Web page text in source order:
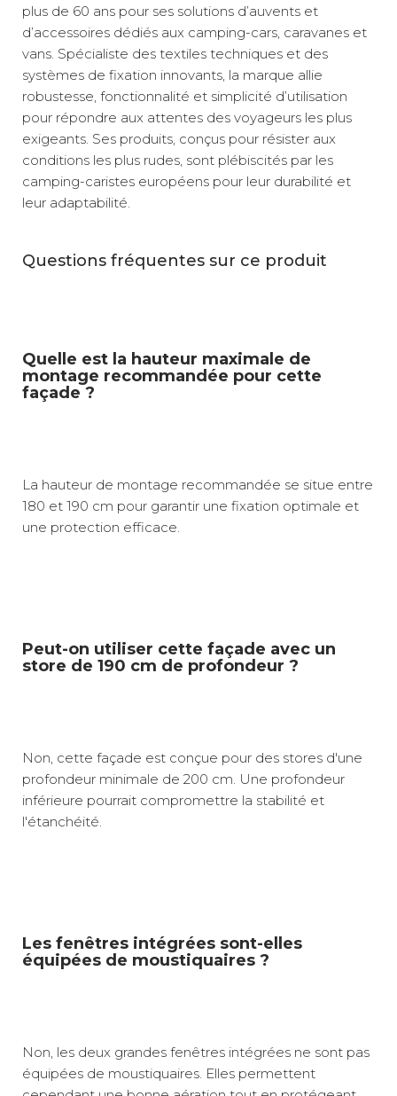
plus de 60 ans pour ses solutions d’auvents et
d’accessoires dédiés aux camping-cars, caravanes et
vans. Spécialiste des textiles techniques et des
systèmes de fixation innovants, la marque allie
robustesse, fonctionnalité et simplicité d’utilisation
pour répondre aux attentes des voyageurs les plus
exigeants. Ses produits, conçus pour résister aux
conditions les plus rudes, sont plébiscités par les
camping-caristes européens pour leur durabilité et
leur adaptabilité.
Questions fréquentes sur ce produit
Quelle est la hauteur maximale de
montage recommandée pour cette
façade ?
La hauteur de montage recommandée se situe entre
180 et 190 cm pour garantir une fixation optimale et
une protection efficace.
Peut-on utiliser cette façade avec un
store de 190 cm de profondeur ?
Non, cette façade est conçue pour des stores d'une
profondeur minimale de 200 cm. Une profondeur
inférieure pourrait compromettre la stabilité et
l'étanchéité.
Les fenêtres intégrées sont-elles
équipées de moustiquaires ?
Non, les deux grandes fenêtres intégrées ne sont pas
équipées de moustiquaires. Elles permettent